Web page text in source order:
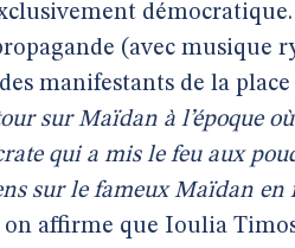
(avec musique
manifestants de la
sur Maïdan à l’époque
qui a mis le feu aux
sur le fameux Maïdan en
on affirme que Ioulia